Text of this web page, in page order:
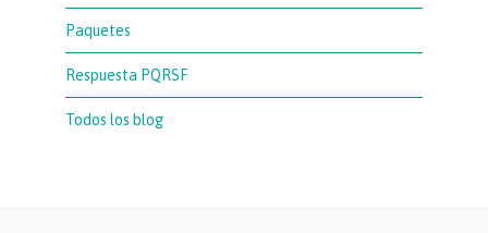
Paquetes
Respuesta PQRSF
Todos los blog